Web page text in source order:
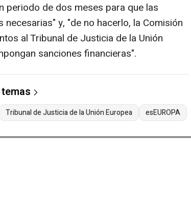
periodo de dos meses para que las
y, "de no hacerlo, la Comisión
al Tribunal de Justicia de la Unión
sanciones financieras".
Tribunal de Justicia de la Unión Europea esEUROPA